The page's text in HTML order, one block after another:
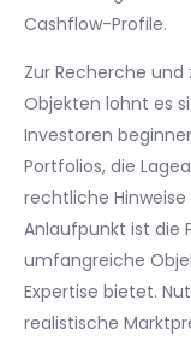
Cashflow-Profile.
Zur Recherche
Objekten lohnt es
Investoren
Portfolios, die
rechtliche
Anlaufpunkt ist die
umfangreiche
Expertise bietet.
realistische